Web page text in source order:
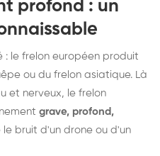
profond : un
: le frelon européen produit
ou du frelon asiatique. Là
et nerveux, le frelon
grave, profond,
bruit d'un drone ou d'un